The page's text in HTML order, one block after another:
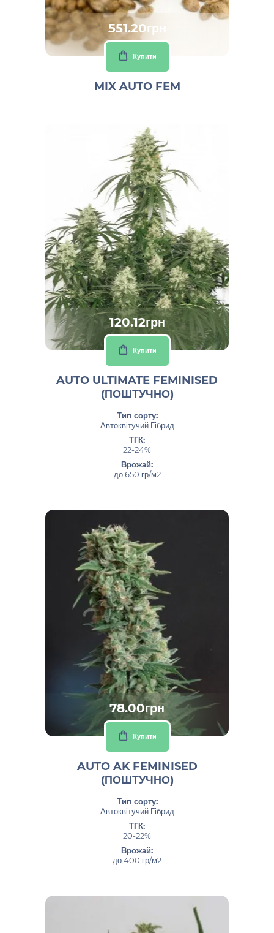
551.20грн
Купити
MIX AUTO FEM
120.12грн
Купити
AUTO ULTIMATE FEMINISED
(ПОШТУЧНО)
Тип сорту:
Автоквітучий Гібрид
ТГК:
22-24%
Врожай:
до 650 гр/м2
78.00грн
Купити
AUTO AK FEMINISED
(ПОШТУЧНО)
Тип сорту:
Автоквітучий Гібрид
ТГК:
20-22%
Врожай:
до 400 гр/м2